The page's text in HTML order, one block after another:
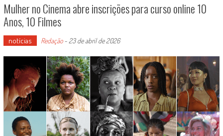
Mulher no Cinema abre inscrições para curso online 10
Anos, 10 Filmes
notícias Redação- 23 de abril de 2026